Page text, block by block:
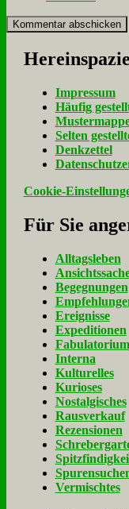
Im­pres­sum
Häu­fig
Sel­ten
Denk­zet­tel
Cookie-
Für Sie
Alltagsleben
Begegnungen
Ereignisse
Expeditionen
Fabulatorium
Interna
Kulturelles
Kurioses
Nostalgisches
Rausverkauf
Rezensionen
Vermischtes